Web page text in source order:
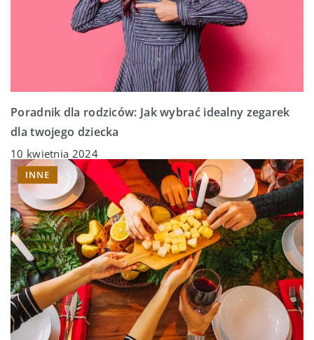
Poradnik dla rodziców: Jak wybrać idealny zegarek
dla twojego dziecka
10 kwietnia 2024
INNE